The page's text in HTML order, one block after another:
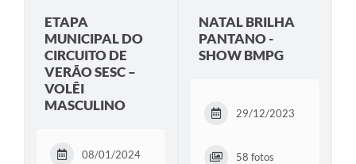
ETAPA
MUNICIPAL DO
CIRCUITO DE
VERÃO SESC –
VOLÊI
MASCULINO
08/01/2024
NATAL BRILHA
PANTANO -
SHOW BMPG
29/12/2023
58 fotos